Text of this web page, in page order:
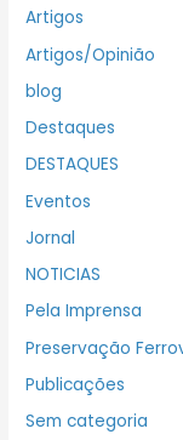
Artigos
Artigos/Opinião
blog
Destaques
DESTAQUES
Eventos
Jornal
NOTICIAS
Pela Imprensa
Preservação
Publicações
Sem categoria